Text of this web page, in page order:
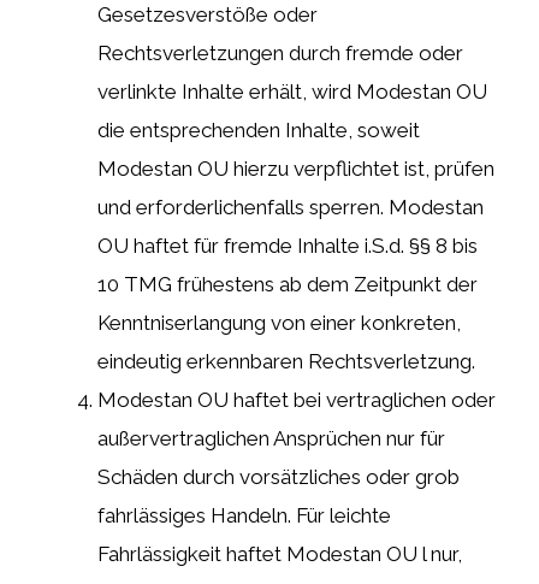
Gesetzesverstöße oder
Rechtsverletzungen durch fremde oder
verlinkte Inhalte erhält, wird Modestan OU
die entsprechenden Inhalte, soweit
Modestan OU hierzu verpflichtet ist, prüfen
und erforderlichenfalls sperren. Modestan
OU haftet für fremde Inhalte i.S.d. §§ 8 bis
10 TMG frühestens ab dem Zeitpunkt der
Kenntniserlangung von einer konkreten,
eindeutig erkennbaren Rechtsverletzung.
Modestan OU haftet bei vertraglichen oder
außervertraglichen Ansprüchen nur für
Schäden durch vorsätzliches oder grob
fahrlässiges Handeln. Für leichte
Fahrlässigkeit haftet Modestan OU l nur,